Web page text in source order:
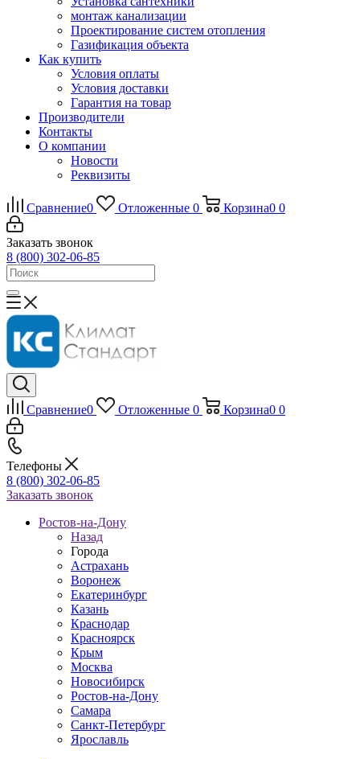
монтаж канализации
Проектирование систем отопления
Газификация объекта
Как купить
Условия оплаты
Условия доставки
Гарантия на товар
Производители
Контакты
О компании
Новости
Реквизиты
Сравнение0 Отложенные 0 Корзина0 0
Заказать звонок
8 (800) 302-06-85
Сравнение0 Отложенные 0 Корзина0 0
Телефоны
8 (800) 302-06-85
Заказать звонок
Ростов-на-Дону
Назад
Города
Астрахань
Воронеж
Екатеринбург
Казань
Краснодар
Красноярск
Крым
Москва
Новосибирск
Ростов-на-Дону
Самара
Санкт-Петербург
Ярославль